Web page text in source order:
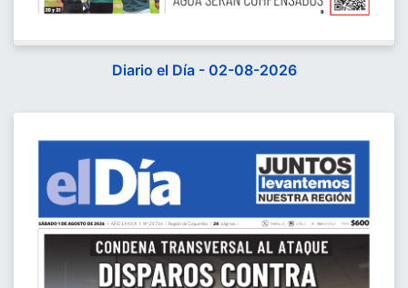
Diario el Día - 02-08-2026